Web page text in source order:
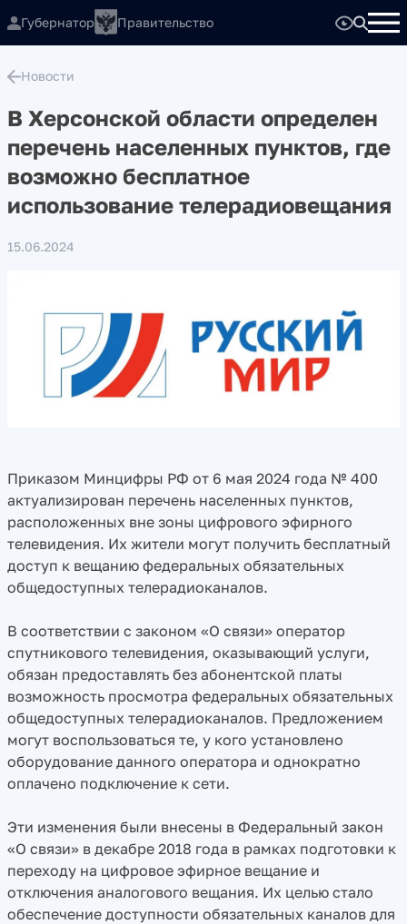
Губернатор Правительство
Новости
В Херсонской области определен
перечень населенных пунктов, где
возможно бесплатное
использование телерадиовещания
15.06.2024
Приказом Минцифры РФ от 6 мая 2024 года № 400
актуализирован перечень населенных пунктов,
расположенных вне зоны цифрового эфирного
телевидения. Их жители могут получить бесплатный
доступ к вещанию федеральных обязательных
общедоступных телерадиоканалов.
В соответствии с законом «О связи» оператор
спутникового телевидения, оказывающий услуги,
обязан предоставлять без абонентской платы
возможность просмотра федеральных обязательных
общедоступных телерадиоканалов. Предложением
могут воспользоваться те, у кого установлено
оборудование данного оператора и однократно
оплачено подключение к сети.
Эти изменения были внесены в Федеральный закон
«О связи» в декабре 2018 года в рамках подготовки к
переходу на цифровое эфирное вещание и
отключения аналогового вещания. Их целью стало
обеспечение доступности обязательных каналов для